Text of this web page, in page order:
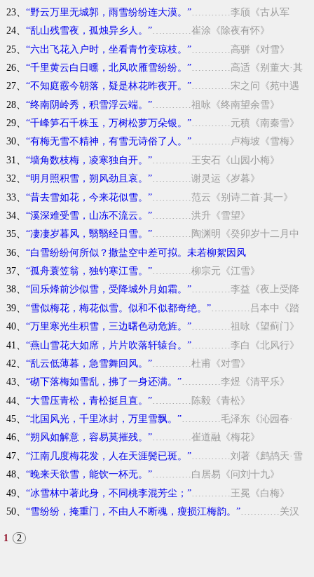
胡笳兼寄语弄房给事》
23、 “野云万里无城郭，雨雪纷纷连大漠。”…………李颀《古从军
行》
24、 “乱山残雪夜，孤烛异乡人。”…………崔涂《除夜有怀》
25、 “六出飞花入户时，坐看青竹变琼枝。”…………高骈《对雪》
26、 “千里黄云白日曛，北风吹雁雪纷纷。”…………高适《别董大·其
一》
27、 “不知庭霰今朝落，疑是林花昨夜开。”…………宋之问《苑中遇
雪应制》
28、 “终南阴岭秀，积雪浮云端。”…………祖咏《终南望余雪》
29、 “千峰笋石千株玉，万树松萝万朵银。”…………元稹《南秦雪》
30、 “有梅无雪不精神，有雪无诗俗了人。”…………卢梅坡《雪梅》
31、 “墙角数枝梅，凌寒独自开。”…………王安石《山园小梅》
32、 “明月照积雪，朔风劲且哀。”…………谢灵运《岁暮》
33、 “昔去雪如花，今来花似雪。”…………范云《别诗二首·其一》
34、 “溪深难受雪，山冻不流云。”…………洪升《雪望》
35、 “凄凄岁暮风，翳翳经日雪。”…………陶渊明《癸卯岁十二月中
作与从弟敬远》
36、 “白雪纷纷何所似？撒盐空中差可拟。未若柳絮因风
起。”…………谢安《咏雪联句》
37、 “孤舟蓑笠翁，独钓寒江雪。”…………柳宗元《江雪》
38、 “回乐烽前沙似雪，受降城外月如霜。”…………李益《夜上受降
城闻笛》
39、 “雪似梅花，梅花似雪。似和不似都奇绝。”…………吕本中《踏
莎行》
40、 “万里寒光生积雪，三边曙色动危旌。”…………祖咏《望蓟门》
41、 “燕山雪花大如席，片片吹落轩辕台。”…………李白《北风行》
42、 “乱云低薄暮，急雪舞回风。”…………杜甫《对雪》
43、 “砌下落梅如雪乱，拂了一身还满。”…………李煜《清平乐》
44、 “大雪压青松，青松挺且直。”…………陈毅《青松》
45、 “北国风光，千里冰封，万里雪飘。”…………毛泽东《沁园春·
雪》
46、 “朔风如解意，容易莫摧残。”…………崔道融《梅花》
47、 “江南几度梅花发，人在天涯鬓已斑。”…………刘著《鹧鸪天·雪
照山城玉指寒》
48、 “晚来天欲雪，能饮一杯无。”…………白居易《问刘十九》
49、 “冰雪林中著此身，不同桃李混芳尘；”…………王冕《白梅》
50、 “雪纷纷，掩重门，不由人不断魂，瘦损江梅韵。”…………关汉
1
2